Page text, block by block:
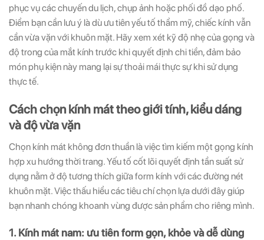
phục vụ các chuyến du lịch, chụp ảnh hoặc phối đồ dạo phố.
Điểm bạn cần lưu ý là dù ưu tiên yếu tố thẩm mỹ, chiếc kính vẫn
cần vừa vặn với khuôn mặt. Hãy xem xét kỹ độ nhẹ của gọng và
độ trong của mắt kính trước khi quyết định chi tiền, đảm bảo
món phụ kiện này mang lại sự thoải mái thực sự khi sử dụng
thực tế.
Cách chọn kính mát theo giới tính, kiểu dáng
và độ vừa vặn
Chọn kính mát không đơn thuần là việc tìm kiếm một gọng kính
hợp xu hướng thời trang. Yếu tố cốt lõi quyết định tần suất sử
dụng nằm ở độ tương thích giữa form kính với các đường nét
khuôn mặt. Việc thấu hiểu các tiêu chí chọn lựa dưới đây giúp
bạn nhanh chóng khoanh vùng được sản phẩm cho riêng mình.
1. Kính mát nam: ưu tiên form gọn, khỏe và dễ dùng